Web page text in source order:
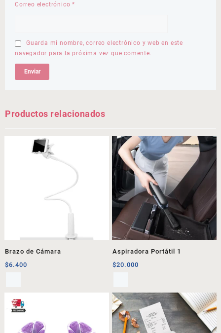
Correo electrónico*
Guarda mi nombre, correo electrónico y web en este
navegador para la próxima vez que comente.
Productos relacionados
Brazo de Cámara
$6.400
Aspiradora Portátil 1
$20.000